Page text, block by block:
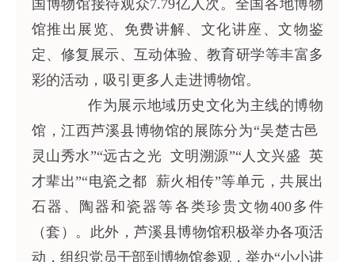
国博物馆接待观众7.79亿人次。全国各地博物
馆推出展览、免费讲解、文化讲座、文物鉴
定、修复展示、互动体验、教育研学等丰富多
彩的活动，吸引更多人走进博物馆。
作为展示地域历史文化为主线的博物
馆，江西芦溪县博物馆的展陈分为“吴楚古邑
灵山秀水”“远古之光 文明溯源”“人文兴盛 英
才辈出”“电瓷之都 薪火相传”等单元，共展出
石器、陶器和瓷器等各类珍贵文物400多件
（套）。此外，芦溪县博物馆积极举办各项活
动，组织党员干部到博物馆参观，举办“小小讲